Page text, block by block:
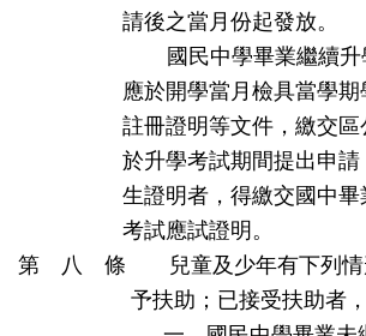
請後之當月份起發放。
國民中學畢業繼續
應於開學當月檢具當學
註冊證明等文件，繳交區
於升學考試期間提出申
生證明者，得繳交國中
考試應試證明。
第 八 條 兒童及少年有下列情
予扶助；已接受扶助者